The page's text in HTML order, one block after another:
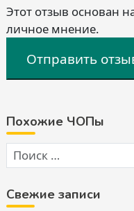
Этот отзыв основан
личное мнение.
Отправить
Похожие ЧОПы
Свежие записи